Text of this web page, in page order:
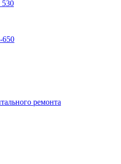
530
650
ремонта